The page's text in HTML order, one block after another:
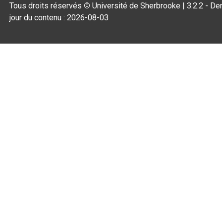
Tous droits réservés © Université de Sherbrooke |3.2.2 -
jour du contenu :2026-08-03